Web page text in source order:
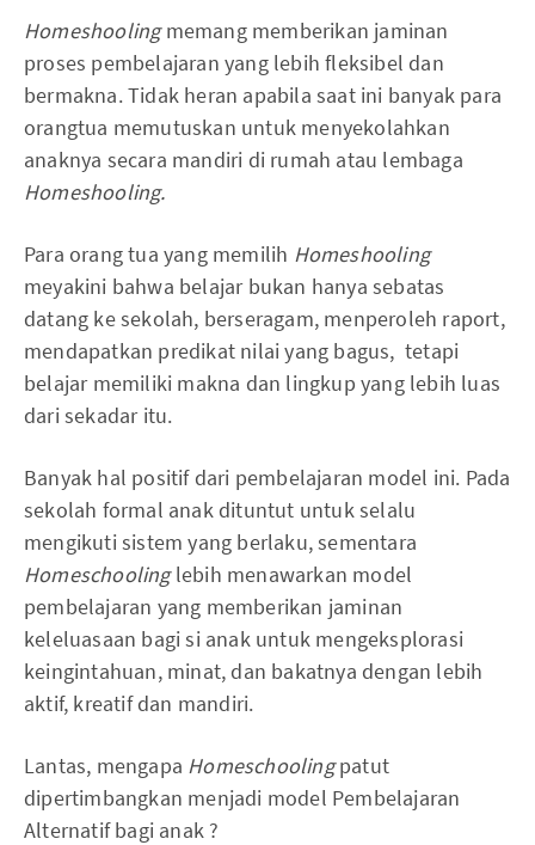
Homeshoolingmemang memberikan jaminan
proses pembelajaran yang lebih fleksibel dan
bermakna. Tidak heran apabila saat ini banyak para
orangtua memutuskan untuk menyekolahkan
anaknya secara mandiri di rumah atau lembaga
Homeshooling.
Para orang tua yang memilih Homeshooling
meyakini bahwa belajar bukan hanya sebatas
datang ke sekolah, berseragam, menperoleh raport,
mendapatkan predikat nilai yang bagus, tetapi
belajar memiliki makna dan lingkup yang lebih luas
dari sekadar itu.
Banyak hal positif dari pembelajaran model ini. Pada
sekolah formal anak dituntut untuk selalu
mengikuti sistem yang berlaku, sementara
Homeschoolinglebih menawarkan model
pembelajaran yang memberikan jaminan
keleluasaan bagi si anak untuk mengeksplorasi
keingintahuan, minat, dan bakatnya dengan lebih
aktif, kreatif dan mandiri.
Lantas, mengapa Homeschoolingpatut
dipertimbangkan menjadi model Pembelajaran
Alternatif bagi anak ?